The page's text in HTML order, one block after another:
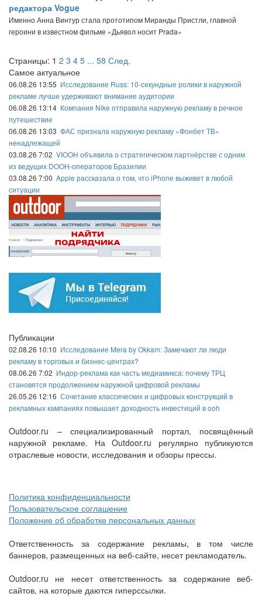
редактора Vogue
Именно Анна Винтур стала прототипом Миранды Пристли, главной
героини в известном фильме «Дьявол носит Prada»
Страницы: 1 2 3 4 5 ... 58 След.
Самое актуальное
06.08.26 13:55 Исследование Russ: 10-секундные ролики в наружной
рекламе лучше удерживают внимание аудитории
06.08.26 13:14 Компания Nike отправила наружную рекламу в речное
путешествие
06.08.26 13:03 ФАС признала наружную рекламу «Фонбет ТВ»
ненадлежащей
03.08.26 7:02 VIOOH объявила о стратегическом партнёрстве с одним
из ведущих DOOH-операторов Бразилии
03.08.26 7:00 Apple рассказала о том, что iPhone выживет в любой
ситуации
Публикации
02.08.26 10:10 Исследование Mera by Okkam: Замечают ли люди
рекламу в торговых и бизнес-центрах?
08.06.26 7:02 Индор-реклама как часть медиамикса: почему ТРЦ
становятся продолжением наружной цифровой рекламы
26.05.26 12:16 Сочетание классических и цифровых конструкций в
рекламных кампаниях повышает доходность инвестиций в ooh
Outdoor.ru – специализированный портал, посвящённый
наружной рекламе. На Outdoor.ru регулярно публикуются
отраслевые новости, исследования и обзоры прессы.
Политика конфиденциальности
Пользовательское соглашение
Положение об обработке персональных данных
Ответственность за содержание рекламы, в том числе
баннеров, размещенных на веб-сайте, несет рекламодатель.
Outdoor.ru не несет ответственность за содержание веб-
сайтов, на которые даются гиперссылки.